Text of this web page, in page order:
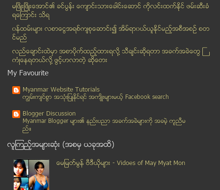
Samsung မိုဘိုင္းဖုန္း၏ လွ်ိဳ ႔ဝွက္ ကုဒ္နံပါတ္မ်ား
Facebook ကို တစ္လဲြသံုးျခင္း
ခံတြင္းနံ႔ထြက္ေစသည့္ အေၾကာင္းရင္းမ်ား
ေဒြးမယ္ေနာ္ ညီအစ္မေရခ်ိဳးကန္ျဖင့္ ကမၻာလွည့္ ခရီးသြ...
ထိုိင္းမွ ကန္႕ကြက္သူမ်ားက ၀န္ႀကီးခ်ဳပ္ရံုးကုိ လွ်ပ...
တကၠသုိလ္ ေက်ာင္းသားထုကုိ စီးပြားျဖစ္ လုပ္ကုိင္လာသည...
အနာဂတ္ဆီက ေဖာက္ထြင္းၿမင္နိင္ေသာ LCD Bus
လစဥ္ေၾကး ေပးစရာမလိုဘဲ ႐ုပ္သံလိုင္း(၁၅)လိုင္း ဖမ္းယ...
အသံုးမ်ားတဲ့..စကားအတိုေလးမ်ား - Short Conversation...
ညစာစားရင္ ေရာဂါ ပုိျဖစ္မယ္
ေျမာက္ကိုရီးယား ေခါင္းေဆာင္ ကင္ဂ်ံဳအြန္ ဦးေလးျဖစ္...
မၿဖိဳးၿဖိဳးေအာင္၏ ခင္ပြန္း ေက်ာင္းသားေခါင္းေဆာင္ ကိုလင္းထက္ႏိုင္ ဖမ္းဆီးခံ
ရေၾကာင္း သိရ
၀န္ထမ္းမ်ား လစာေငြအရစ္က်စုေဆာင္း၍ အိမ္ရာ၀ယ္ယူႏုိင္မည့္အစီအစဥ္ စတ
င္မည္
လည္ေခ်ာင္းထဲမွာ အစာပိုက္ထည့္ထားရလုိ႔ သီခ်င္းဆုိရတာ အခက္အခဲေတြ ႀ
ကံဳေနရတယ္လို႔ ဖြင့္ဟလာတဲ့ ဆုိေတး
My Favourite
Myanmar Website Tutorials
ကၽြမ္းက်င္စြာ အသုံးျပဳႏုိင္ရင္ အက်ိဳးမ်ားမယ့္ Facebook search
Blogger Discussion
Myanmar Blogger မ်ား၏ နည္းပညာ အခက္အခဲမ်ားကုိ အခမဲ့ ကူညီမ
ည္။
လူၾကည့္အမ်ားဆုံး (အစမွ ယခုအထိ)
ေမျမတ္မြန္ ဗီဒီယုိမ်ား - Vidoes of May Myat Mon